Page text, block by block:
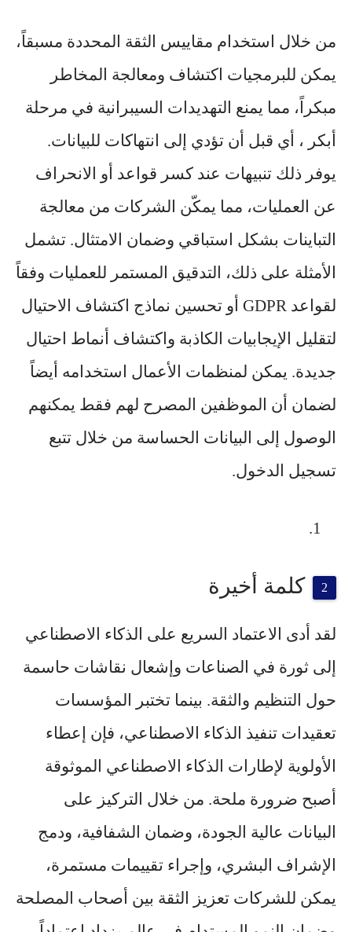
من خلال استخدام مقاييس الثقة المحددة مسبقاً،
يمكن للبرمجيات اكتشاف ومعالجة المخاطر
مبكراً، مما يمنع التهديدات السيبرانية في مرحلة
أبكر ، أي قبل أن تؤدي إلى انتهاكات للبيانات.
يوفر ذلك تنبيهات عند كسر قواعد أو الانحراف
عن العمليات، مما يمكّن الشركات من معالجة
التباينات بشكل استباقي وضمان الامتثال. تشمل
الأمثلة على ذلك، التدقيق المستمر للعمليات وفقاً
لقواعد GDPR أو تحسين نماذج اكتشاف الاحتيال
لتقليل الإيجابيات الكاذبة واكتشاف أنماط احتيال
جديدة. يمكن لمنظمات الأعمال استخدامه أيضاً
لضمان أن الموظفين المصرح لهم فقط يمكنهم
الوصول إلى البيانات الحساسة من خلال تتبع
تسجيل الدخول.
كلمة أخيرة
لقد أدى الاعتماد السريع على الذكاء الاصطناعي
إلى ثورة في الصناعات وإشعال نقاشات حاسمة
حول التنظيم والثقة. بينما تختبر المؤسسات
تعقيدات تنفيذ الذكاء الاصطناعي، فإن إعطاء
الأولوية لإطارات الذكاء الاصطناعي الموثوقة
أصبح ضرورة ملحة. من خلال التركيز على
البيانات عالية الجودة، وضمان الشفافية، ودمج
الإشراف البشري، وإجراء تقييمات مستمرة،
يمكن للشركات تعزيز الثقة بين أصحاب المصلحة